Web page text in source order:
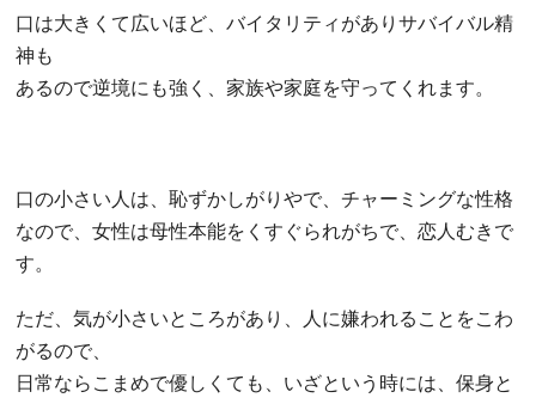
口は大きくて広いほど、バイタリティがありサバイバル精
神も
あるので逆境にも強く、家族や家庭を守ってくれます。
口の小さい人は、恥ずかしがりやで、チャーミングな性格
なので、女性は母性本能をくすぐられがちで、恋人むきで
す。
ただ、気が小さいところがあり、人に嫌われることをこわ
がるので、
日常ならこまめで優しくても、いざという時には、保身と